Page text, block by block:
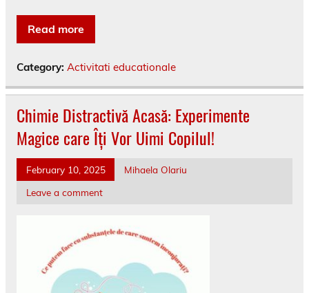
Read more
Category: Activitati educationale
Chimie Distractivă Acasă: Experimente
Magice care Îți Vor Uimi Copilul!
February 10, 2025
Mihaela Olariu
Leave a comment